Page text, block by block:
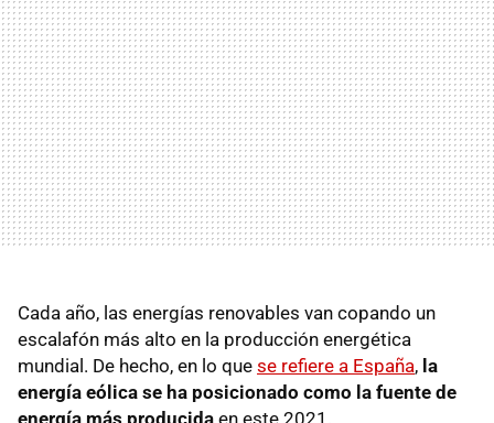
Cada año, las energías renovables van copando un
escalafón más alto en la producción energética
mundial. De hecho, en lo que se refiere a España, la
energía eólica se ha posicionado como la fuente de
energía más producida en este 2021.